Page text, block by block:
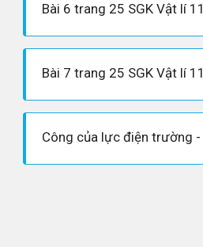
Bài 6 trang 25 SGK Vật lí 11
Bài 7 trang 25 SGK Vật lí 11
Công của lực điện trường -